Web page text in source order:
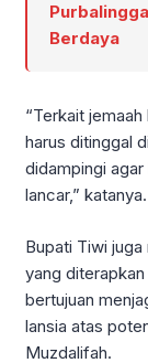
Berdaya
“Terkait
harus ditinggal
didampingi
lancar,” katanya.
Bupati Tiwi
yang diterapkan
bertujuan
lansia atas
Muzdalifah.